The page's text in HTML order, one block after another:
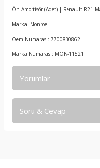
Ön Amortisör (Adet) | Renault R21
Marka: Monroe
Oem Numarası: 7700830862
Marka Numarası: MON-11521
Yorumlar
Soru & Cevap